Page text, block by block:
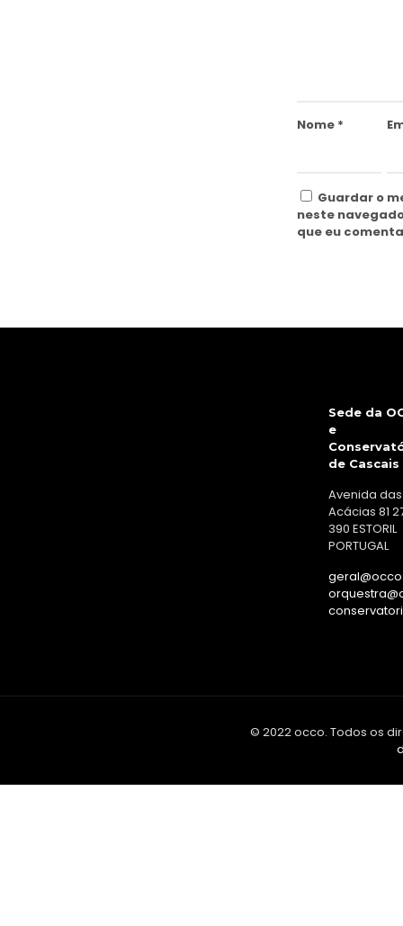
Nome *
Guardar o
neste
que eu
Sede da
e
de Cascais
Avenida das
Acácias 81
390 ESTORIL
PORTUGAL
© 2022 occo. Todos os